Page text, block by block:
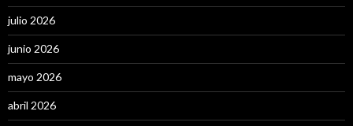
julio 2026
junio 2026
mayo 2026
abril 2026